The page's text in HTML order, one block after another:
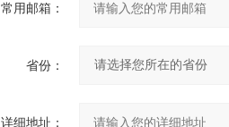
常用邮箱：
省份：
详细地址：